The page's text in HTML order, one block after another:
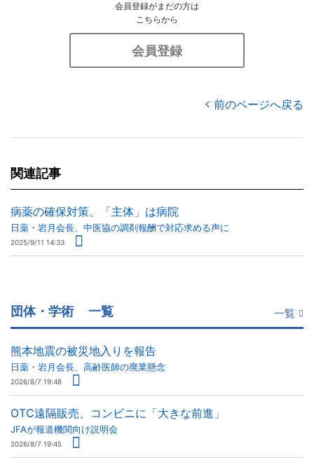
会員登録がまだの方は
こちらから
会員登録
前のページへ戻る
関連記事
病薬の確保対策、「主体」は病院
日薬・岩月会長、中医協の調剤報酬で対応求める声に
2025/9/11 14:33
団体・学術 一覧 一覧
熊本地震の被災地入りを報告
日薬・岩月会長、高齢医師の廃業懸念
2026/8/7 19:48
OTC遠隔販売、コンビニに「大きな前進」
JFAが報道機関向け説明会
2026/8/7 19:45